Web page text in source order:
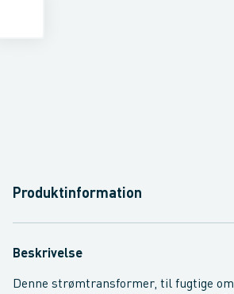
Produktinformation
Beskrivelse
Denne strømtransformer, til fugtige